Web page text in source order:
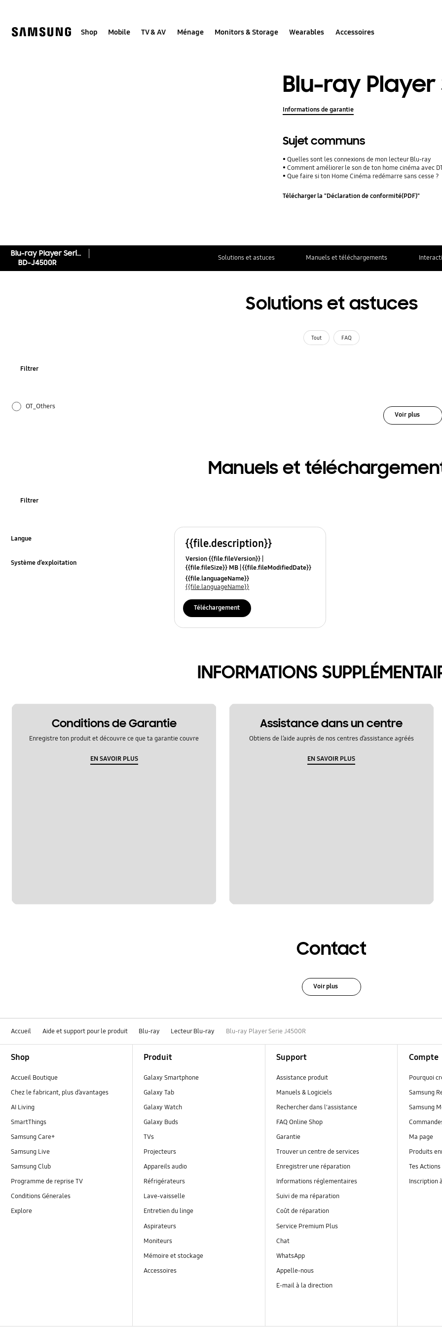
Shop Mobile TV & AV Ménage Monitors & Storage Wearables Accessoires
Blu-ray Player
Informations de garantie
Sujet communs
Quelles sont les connexions de mon lecteur Blu-ray
Comment améliorer le son de ton home cinéma avec
Que faire si ton Home Cinéma redémarre sans cesse ?
Télécharger la "Déclaration de conformité(PDF)"
Blu-ray Player Serie J4500R
BD-J4500R
Solutions et astuces Manuels et téléchargements
Solutions et astuces
Tout FAQ
Filtrer
OT_Others
Voir plus
Manuels et
Filtrer
Langue
Système d’exploitation
{{file.description}}
Version {{file.fileVersion}}
{{file.fileSize}} MB {{file.fileModifiedDate}}
{{file.osNames}}
{{file.languageName}}
{{file.languageName}}
Téléchargement
INFORMATIONS
Conditions de Garantie
Enregistre ton produit et découvre ce que ta garantie couvre
EN SAVOIR PLUS
Assistance dans un centre
Obtiens de l’aide auprès de nos centres d’assistance agréés
EN SAVOIR PLUS
Contact
Voir plus
Accueil Aide et support pour le produit Blu-ray Lecteur Blu-ray Blu-ray Player Serie J4500R
Shop
Accueil Boutique
Chez le fabricant, plus d’avantages
AI Living
SmartThings
Samsung Care+
Samsung Live
Samsung Club
Programme de reprise TV
Conditions Génerales
Explore
Produit
Galaxy Smartphone
Galaxy Tab
Galaxy Watch
Galaxy Buds
TVs
Projecteurs
Appareils audio
Réfrigérateurs
Lave-vaisselle
Entretien du linge
Aspirateurs
Moniteurs
Mémoire et stockage
Accessoires
Support
Assistance produit
Manuels & Logiciels
Rechercher dans l'assistance
FAQ Online Shop
Garantie
Trouver un centre de services
Enregistrer une réparation
Informations réglementaires
Suivi de ma réparation
Coût de réparation
Service Premium Plus
Chat
WhatsApp
Appelle-nous
E-mail à la direction
Compte
Pourquoi
Samsung
Samsung
Ma page
Produits
Tes Actions
Inscription